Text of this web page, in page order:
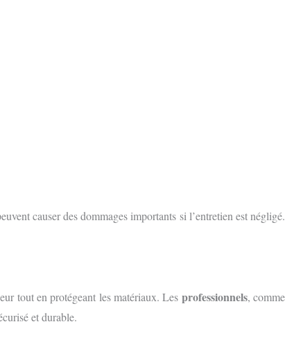
causer des dommages importants si l’entretien est négligé.
tout en protégeant les matériaux. Les professionnels, comme
et durable.